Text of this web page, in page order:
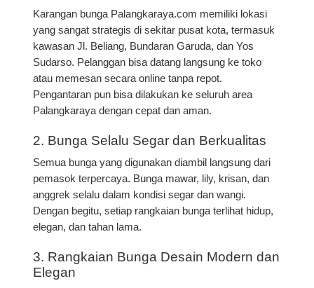
Karangan bunga Palangkaraya.com memiliki lokasi
yang sangat strategis di sekitar pusat kota, termasuk
kawasanJl. Beliang, Bundaran Garuda, dan Yos
Sudarso. Pelanggan bisa datang langsung ke toko
atau memesan secara online tanpa repot.
Pengantaran pun bisa dilakukan ke seluruh area
Palangkaraya dengan cepat dan aman.
2. Bunga Selalu Segar dan Berkualitas
Semua bunga yang digunakan diambil langsung dari
pemasok terpercaya. Bunga mawar, lily, krisan, dan
anggrek selalu dalam kondisi segar dan wangi.
Dengan begitu, setiap rangkaian bunga terlihat hidup,
elegan, dan tahan lama.
3. Rangkaian Bunga Desain Modern dan
Elegan